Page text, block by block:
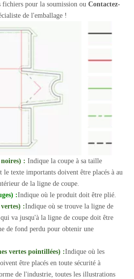
fichiers pour la soumission ou Contactez-
de l'emballage !
: Indique la coupe à sa taille
texte importants doivent être placés à au
de la ligne de coupe.
:Indique où le produit doit être plié.
:Indique où se trouve la ligne de
va jusqu'à la ligne de coupe doit être
de fond perdu pour obtenir une
vertes pointillées) :Indique où les
être placés en toute sécurité à
de l'industrie, toutes les illustrations